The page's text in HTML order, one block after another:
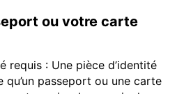
ou votre carte
requis : Une pièce d’identité
qu’un passeport ou une carte